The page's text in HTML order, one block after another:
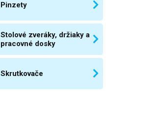
Pinzety
Stolové zveráky, držiaky a
pracovné dosky
Skrutkovače